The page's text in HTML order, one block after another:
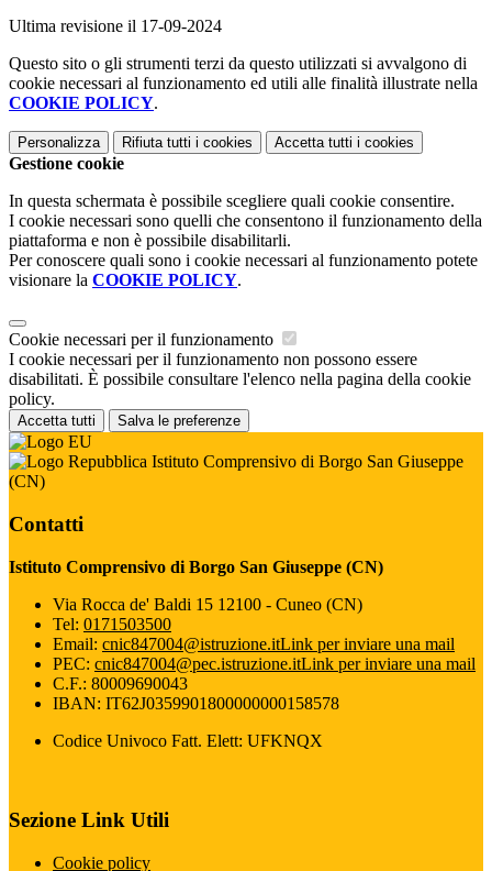
Ultima revisione il 17-09-2024
Questo sito o gli strumenti terzi da questo utilizzati si avvalgono di
cookie necessari al funzionamento ed utili alle finalità illustrate nella
COOKIE POLICY.
Personalizza Rifiuta tutti i cookies Accetta tutti i cookies
Gestione cookie
In questa schermata è possibile scegliere quali cookie consentire.
I cookie necessari sono quelli che consentono il funzionamento della
piattaforma e non è possibile disabilitarli.
Per conoscere quali sono i cookie necessari al funzionamento potete
visionare la COOKIE POLICY.
Cookie necessari per il funzionamento
I cookie necessari per il funzionamento non possono essere
disabilitati. È possibile consultare l'elenco nella pagina della cookie
policy.
Accetta tutti Salva le preferenze
Istituto Comprensivo di Borgo San Giuseppe
(CN)
Contatti
Istituto Comprensivo di Borgo San Giuseppe (CN)
Via Rocca de' Baldi 15 12100 - Cuneo (CN)
Tel: 0171503500
Email: cnic847004@istruzione.itLink per inviare una mail
PEC: cnic847004@pec.istruzione.itLink per inviare una mail
C.F.: 80009690043
IBAN: IT62J0359901800000000158578
Codice Univoco Fatt. Elett: UFKNQX
Sezione Link Utili
Cookie policy